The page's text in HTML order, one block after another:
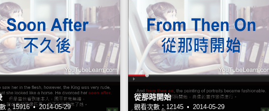
：15916 • 2014-05-29
從那時開始
觀看次數：12145 • 2014-05-29